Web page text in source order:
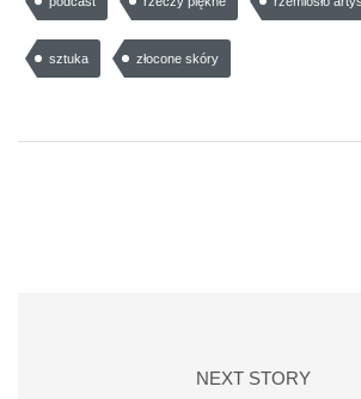
sztuka złocone skóry
NEXT STORY